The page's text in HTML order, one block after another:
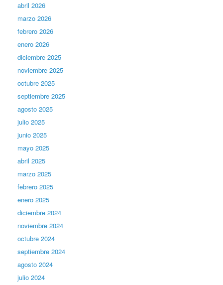
abril 2026
marzo 2026
febrero 2026
enero 2026
diciembre 2025
noviembre 2025
octubre 2025
septiembre 2025
agosto 2025
julio 2025
junio 2025
mayo 2025
abril 2025
marzo 2025
febrero 2025
enero 2025
diciembre 2024
noviembre 2024
octubre 2024
septiembre 2024
agosto 2024
julio 2024